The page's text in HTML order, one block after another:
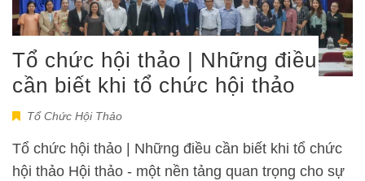
Tổ chức hội thảo | Những điều
cần biết khi tổ chức hội thảo
Tổ Chức Hội Thảo
Tổ chức hội thảo | Những điều cần biết khi tổ chức
hội thảo Hội thảo - một nền tảng quan trọng cho sự